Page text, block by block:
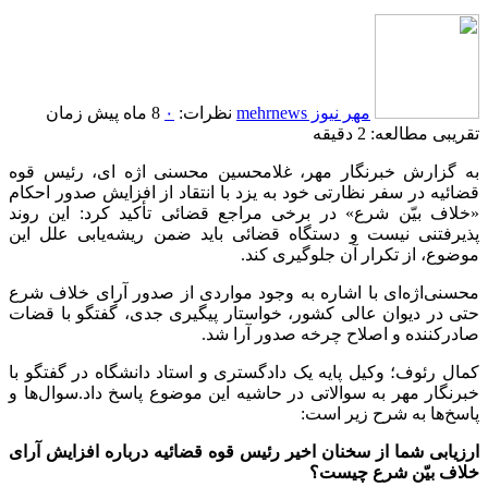
مهر نیوز mehrnews نظرات: ۰ 8 ماه پیش
زمان
تقریبی مطالعه: 2 دقیقه
به گزارش خبرنگار مهر، غلامحسین محسنی اژه ای، رئیس قوه
قضائیه در سفر نظارتی خود به یزد با انتقاد از افزایش صدور احکام
«خلاف بیّن شرع» در برخی مراجع قضائی تأکید کرد: این روند
پذیرفتنی نیست و دستگاه قضائی باید ضمن ریشه‌یابی علل این
موضوع، از تکرار آن جلوگیری کند.
محسنی‌اژه‌ای با اشاره به وجود مواردی از صدور آرای خلاف شرع
حتی در دیوان عالی کشور، خواستار پیگیری جدی، گفتگو با قضات
صادرکننده و اصلاح چرخه صدور آرا شد.
کمال رئوف؛ وکیل پایه یک دادگستری و استاد دانشگاه در گفتگو با
خبرنگار مهر به سوالاتی در حاشیه این موضوع پاسخ داد.سوال‌ها و
پاسخ‌ها به شرح زیر است:
ارزیابی شما از سخنان اخیر رئیس قوه قضائیه درباره افزایش آرای
خلاف بیّن شرع چیست؟